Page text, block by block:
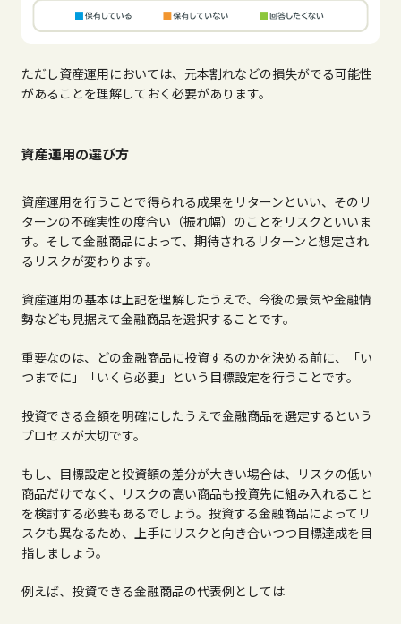
ただし資産運用においては、元本割れなどの損失がでる可能性
があることを理解しておく必要があります。
資産運用の選び方
資産運用を行うことで得られる成果をリターンといい、そのリ
ターンの不確実性の度合い（振れ幅）のことをリスクといいま
す。そして金融商品によって、期待されるリターンと想定され
るリスクが変わります。
資産運用の基本は上記を理解したうえで、今後の景気や金融情
勢なども見据えて金融商品を選択することです。
重要なのは、どの金融商品に投資するのかを決める前に、「い
つまでに」「いくら必要」という目標設定を行うことです。
投資できる金額を明確にしたうえで金融商品を選定するという
プロセスが大切です。
もし、目標設定と投資額の差分が大きい場合は、リスクの低い
商品だけでなく、リスクの高い商品も投資先に組み入れること
を検討する必要もあるでしょう。投資する金融商品によってリ
スクも異なるため、上手にリスクと向き合いつつ目標達成を目
指しましょう。
例えば、投資できる金融商品の代表例としては